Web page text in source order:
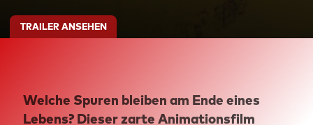
TRAILER ANSEHEN
Welche Spuren bleiben am Ende eines
Lebens? Dieser zarte Animationsfilm